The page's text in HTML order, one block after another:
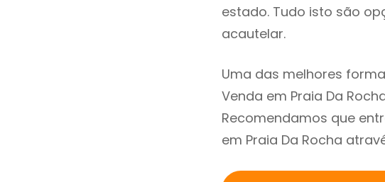
estado. Tudo isto são
acautelar.
Uma das melhores
Venda em Praia Da
Recomendamos que
em Praia Da Rocha